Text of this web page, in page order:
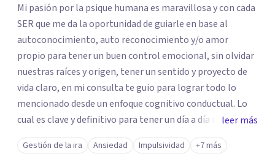
Mi pasión por la psique humana es maravillosa y con cada
SER que me da la oportunidad de guiarle en base al
autoconocimiento, auto reconocimiento y/o amor
propio para tener un buen control emocional, sin olvidar
nuestras raíces y origen, tener un sentido y proyecto de
vida claro, en mi consulta te guio para lograr todo lo
mencionado desde un enfoque cognitivo conductual. Lo
cual es clave y definitivo para tener un día a día mucho
mas llevadero y productivo. Aún cuando también en base
a la problemática sugiero trabajar desde un enfoque
leer más
Gestión de la ira Ansiedad Impulsividad +7 más